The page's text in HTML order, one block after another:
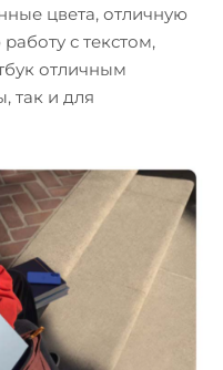
цвета, отличную
с текстом,
отличным
так и для